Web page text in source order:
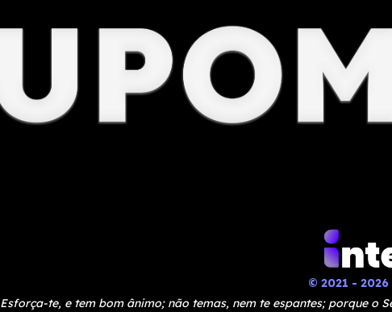
© 2021 -
Esforça-te, e tem bom ânimo; não temas, nem te espantes; porque o